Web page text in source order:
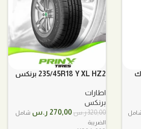
235/45R18 Y XL HZ2 برنكس
اطارات
برنكس
320,00ر.س السعر
270,00 ر.س السعر
شامل
الضريبة